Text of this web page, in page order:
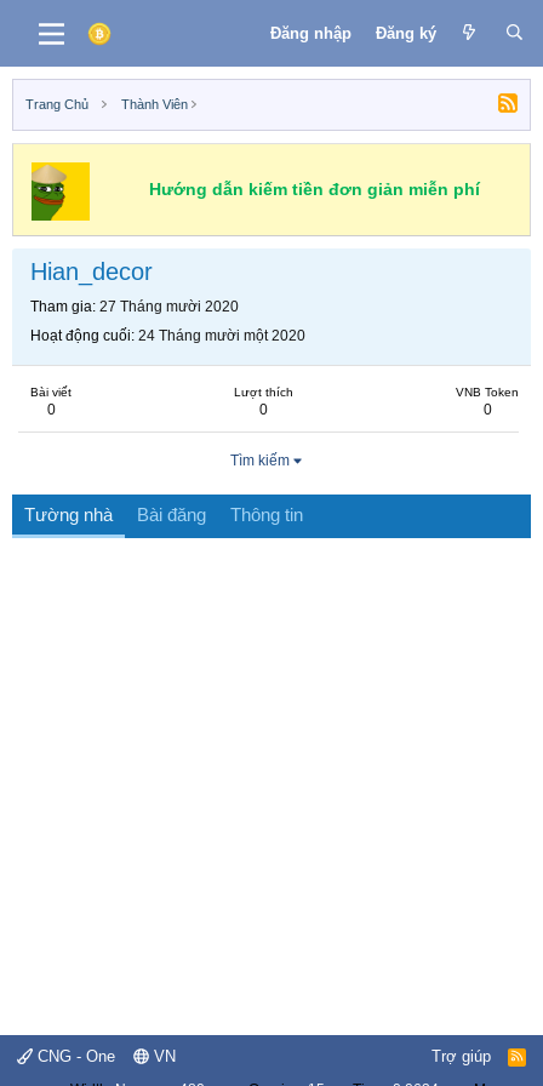
Đăng nhập Đăng ký
Trang Chủ Thành Viên
Hướng dẫn kiếm tiền đơn giản miễn phí
Hian_decor
Tham gia 27 Tháng mười 2020
Hoạt động cuối 24 Tháng mười một 2020
Bài viết
0
Lượt thích
0
VNB Token
0
Tìm kiếm
Tường nhà Bài đăng Thông tin
CNG - One VN Trợ giúp
R